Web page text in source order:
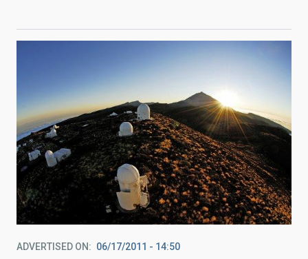
ADVERTISED ON 06/17/2011 - 14:50